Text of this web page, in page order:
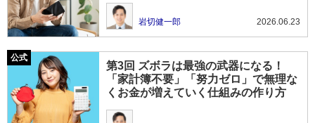
岩切健一郎 2026.06.23
第3回 ズボラは最強の武器になる！
「家計簿不要」「努力ゼロ」で無理な
くお金が増えていく仕組みの作り方